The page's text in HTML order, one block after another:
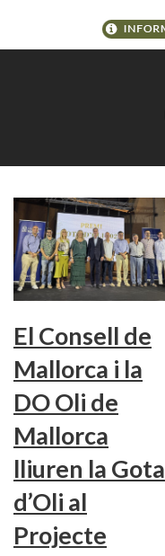
El Consell de
Mallorca i la
DO Oli de
Mallorca
lliuren la Gota
d’Oli al
Projecte